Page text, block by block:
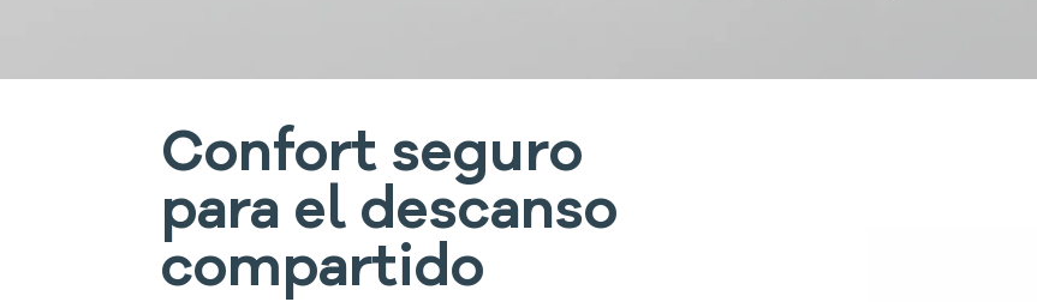
Confort seguro
para el descanso
compartido